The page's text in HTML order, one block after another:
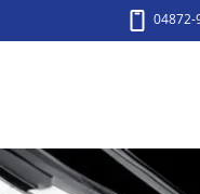
04872-